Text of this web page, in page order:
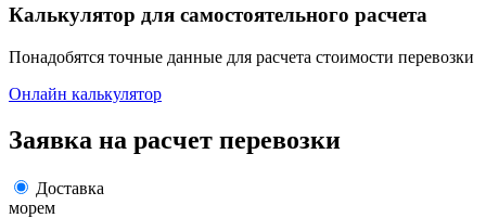
Калькулятор для самостоятельного расчета
Понадобятся точные данные для расчета стоимости перевозки
Онлайн калькулятор
Заявка на расчет перевозки
Доставка
морем